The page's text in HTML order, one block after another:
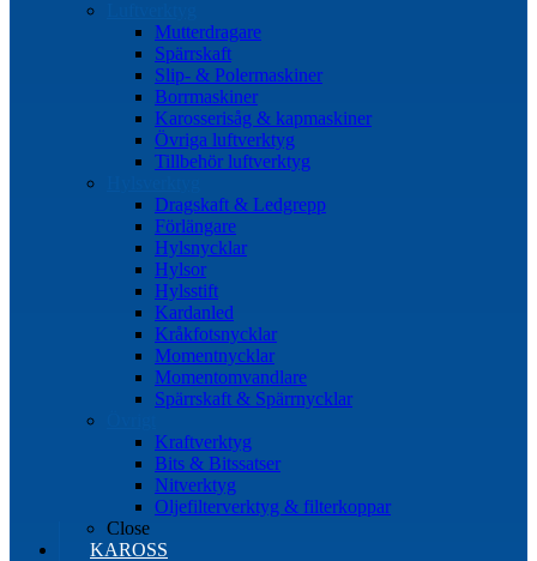
Mutterdragare
Spärrskaft
Slip- & Polermaskiner
Borrmaskiner
Karosserisåg & kapmaskiner
Övriga luftverktyg
Tillbehör luftverktyg
Dragskaft & Ledgrepp
Förlängare
Hylsnycklar
Hylsor
Hylsstift
Kardanled
Kråkfotsnycklar
Momentnycklar
Momentomvandlare
Spärrskaft & Spärrnycklar
Kraftverktyg
Bits & Bitssatser
Nitverktyg
Oljefilterverktyg & filterkoppar
Close
KAROSS